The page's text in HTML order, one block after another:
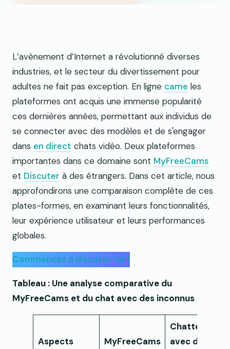
L’avènement d’Internet a révolutionné diverses
industries, et le secteur du divertissement pour
adultes ne fait pas exception. En ligne came les
plateformes ont acquis une immense popularité
ces dernières années, permettant aux individus de
se connecter avec des modèles et de s'engager
dans en direct chats vidéo. Deux plateformes
importantes dans ce domaine sont MyFreeCams
et Discuter à des étrangers. Dans cet article, nous
approfondirons une comparaison complète de ces
plates-formes, en examinant leurs fonctionnalités,
leur expérience utilisateur et leurs performances
globales.
Commencez à discuter 1on1
Tableau : Une analyse comparative du
MyFreeCams et du chat avec des inconnus
Aspects MyFreeCams
Chatter
avec des